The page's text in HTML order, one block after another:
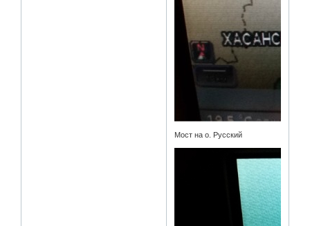
Мост на о. Русский